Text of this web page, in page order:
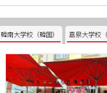
韓南大学校（韓国） 嘉泉大学校（